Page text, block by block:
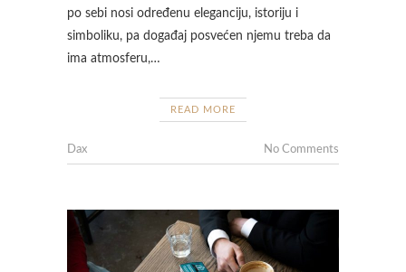
po sebi nosi određenu eleganciju, istoriju i
simboliku, pa događaj posvećen njemu treba da
ima atmosferu,…
READ MORE
Dax No Comments